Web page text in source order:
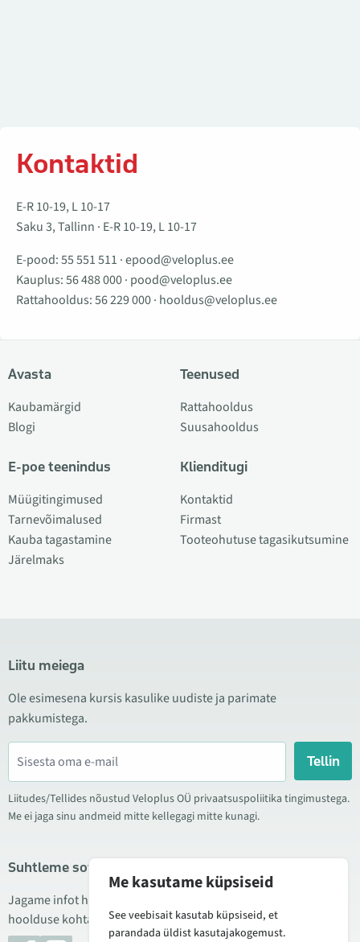
Kontaktid
E-R 10-19, L 10-17
Saku 3, Tallinn · E-R 10-19, L 10-17
E-pood:55 551 511 ·epood@veloplus.ee
Kauplus:56 488 000· pood@veloplus.ee
Rattahooldus:56 229 000· hooldus@veloplus.ee
Avasta
Kaubamärgid
Blogi
E-poe teenindus
Müügitingimused
Tarnevõimalused
Kauba tagastamine
Järelmaks
Teenused
Rattahooldus
Suusahooldus
Klienditugi
Kontaktid
Firmast
Tooteohutuse tagasikutsumine
Liitu meiega
Ole esimesena kursis kasulike uudiste ja parimate
pakkumistega.
Tellin
Liitudes/Tellides nõustud Veloplus OÜ privaatsuspoliitika tingimustega.
Me ei jaga sinu andmeid mitte kellegagi mitte kunagi.
Suhtleme sotsiaalmeedias
Jagame infot hea hinna kampaaniate, uute toodete ning
hoolduse kohta. Mõnikord teeme ka tooteülevaateid.
Me kasutame küpsiseid
See veebisait kasutab küpsiseid, et
parandada üldist kasutajakogemust.